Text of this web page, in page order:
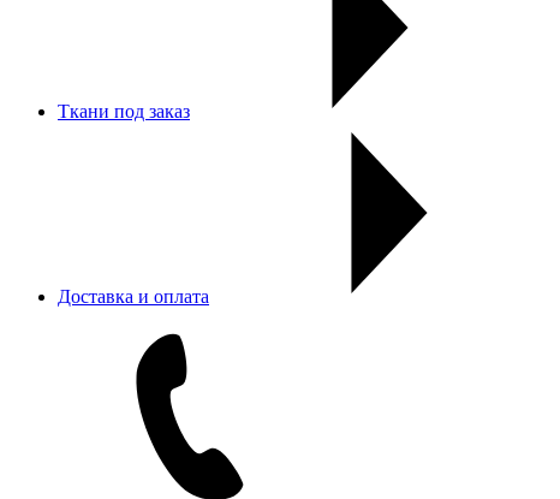
Ткани под заказ
Доставка и оплата